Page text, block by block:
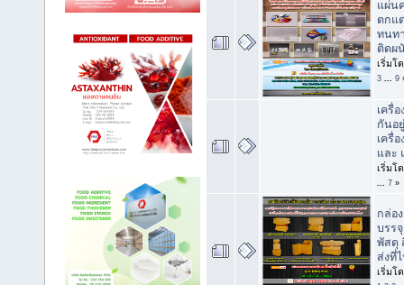
แผ่น
ตกแ
ทนท
ติดผ
เริ่มโ
3 9
เครื่
กันอ
เครื่
และ
เริ่มโ
7 »
กล่อ
บรร
พัสดุ
ส่งที่
เริ่มโ